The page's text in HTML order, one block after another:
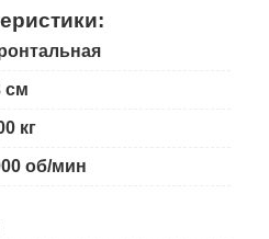
см
кг
об/мин